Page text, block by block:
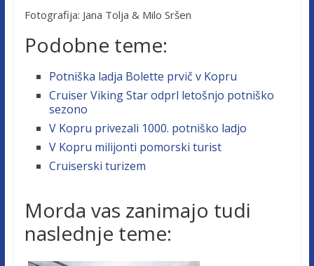
Fotografija: Jana Tolja & Milo Sršen
Podobne teme:
Potniška ladja Bolette prvič v Kopru
Cruiser Viking Star odprl letošnjo potniško
sezono
V Kopru privezali 1000. potniško ladjo
V Kopru milijonti pomorski turist
Cruiserski turizem
Morda vas zanimajo tudi
naslednje teme: